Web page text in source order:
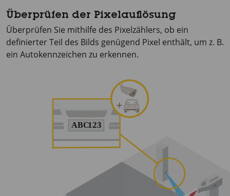
Überprüfen der Pixelauflösung
Überprüfen Sie mithilfe des Pixelzählers, ob ein
definierter Teil des Bilds genügend Pixel enthält, um z. B.
ein Autokennzeichen zu erkennen.